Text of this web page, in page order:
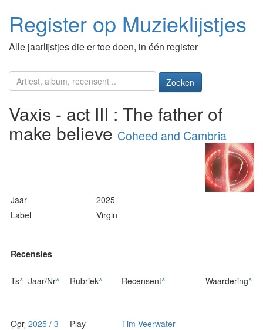
Register op Muzieklijstjes
Alle jaarlijstjes die er toe doen, in één register
Zoeken
Vaxis - act III : The father of
make believe Coheed and Cambria
Jaar
2025
Label
Virgin
Recensies
Ts^ Jaar/Nr^ Rubriek^ Recensent^ Waardering^
Oor 2025 / 3 Play
Tim Veerwater